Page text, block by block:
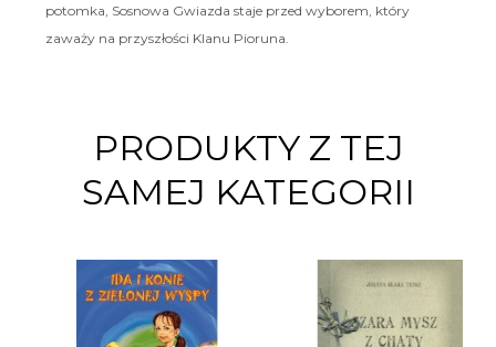
potomka, Sosnowa Gwiazda staje przed wyborem, który
zaważy na przyszłości Klanu Pioruna.
PRODUKTY Z TEJ
SAMEJ KATEGORII